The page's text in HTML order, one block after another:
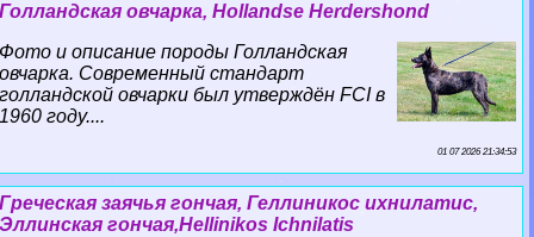
Голландская овчарка, Hollandse Herdershond
Фото и описание породы Голландская
овчарка. Современный стандарт
голландской овчарки был утверждён FCI в
1960 году....
01 07 2026 21:34:53
Греческая заячья гончая, Геллиникос ихнилатис,
Эллинская гончая,Hellinikos Ichnilatis